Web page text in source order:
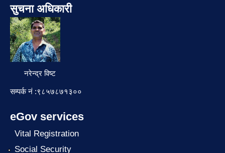
सुचना अधिकारी
नरेन्द्र विष्ट
सम्पर्क नं :९८५७८७१३००
eGov services
Vital Registration
Social Security